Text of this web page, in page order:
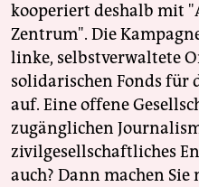
kooperiert deshalb mit
Zentrum". Die
linke, selbstverwaltete
solidarischen Fonds für
auf. Eine offene
zugänglichen
zivilgesellschaftliches
auch? Dann machen